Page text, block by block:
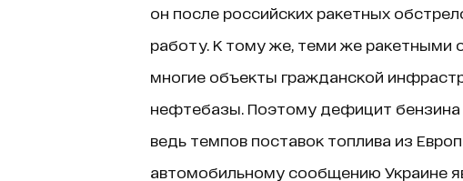
он после российских ракетных
работу. К тому же, теми же ракетными
многие объекты гражданской
нефтебазы. Поэтому дефицит бензина
ведь темпов поставок топлива из
автомобильному сообщению Украине